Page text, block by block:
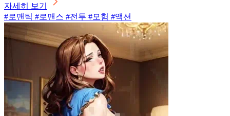
자세히 보기
#로맨틱 #로맨스 #전투 #모험 #액션